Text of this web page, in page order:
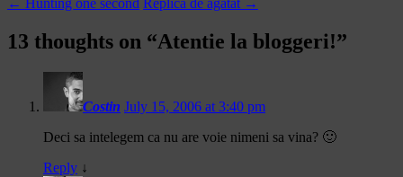
← Hunting one second Replica de agatat →
13 thoughts on “Atentie la bloggeri!”
Costin July 15, 2006 at 3:40 pm
Deci sa intelegem ca nu are voie nimeni sa vina? 🙂
Reply ↓